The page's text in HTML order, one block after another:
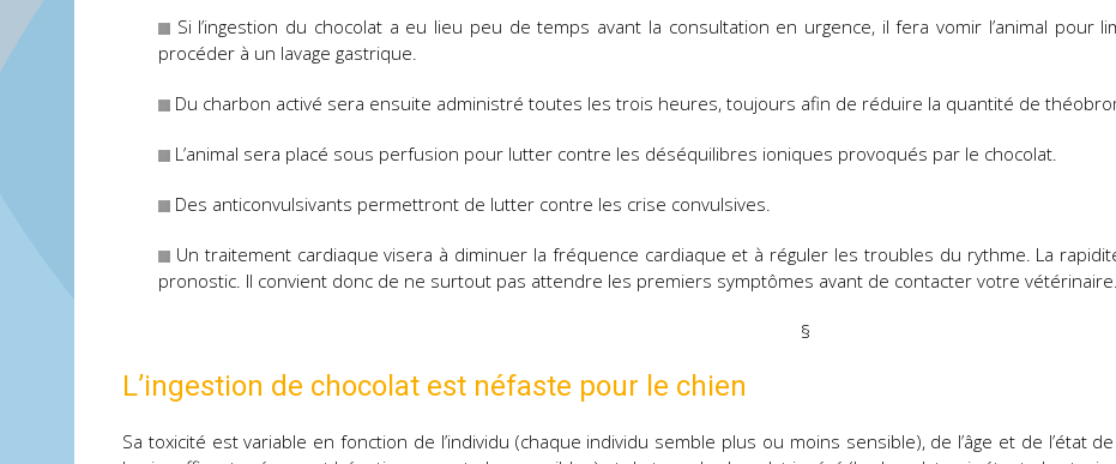
Si l’ingestion du chocolat a eu lieu peu de temps avant la consultation en urgence, il fera vomir l’animal pour
procéder à un lavage gastrique.
Du charbon activé sera ensuite administré toutes les trois heures, toujours afin de réduire la quantité de
L’animal sera placé sous perfusion pour lutter contre les déséquilibres ioniques provoqués par le chocolat.
Des anticonvulsivants permettront de lutter contre les crise convulsives.
Un traitement cardiaque visera à diminuer la fréquence cardiaque et à réguler les troubles du rythme. La
pronostic. Il convient donc de ne surtout pas attendre les premiers symptômes avant de contacter votre vétérinaire.
§
L’ingestion de chocolat est néfaste pour le chien
Sa toxicité est variable en fonction de l’individu (chaque individu semble plus ou moins sensible), de l’âge et de l’état